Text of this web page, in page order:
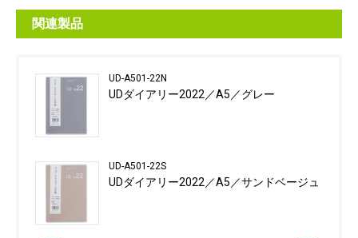
関連製品
UD-A501-22N
UDダイアリー2022／A5／グレー
UD-A501-22S
UDダイアリー2022／A5／サンドベージュ